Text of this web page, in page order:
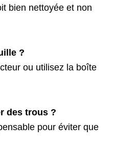
bien nettoyée et non
?
ou utilisez la boîte
des trous ?
pour éviter que